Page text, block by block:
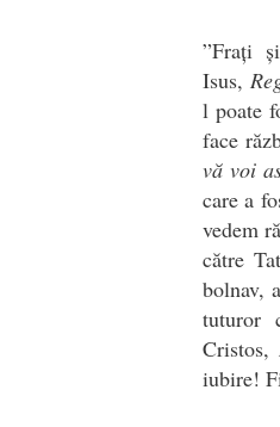
”Frați
Isus,
l poate
face
vă voi
care a
vedem
către
bolnav,
tuturor
Cristos,
iubire!